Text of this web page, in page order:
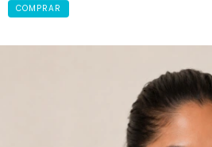
COMPRAR